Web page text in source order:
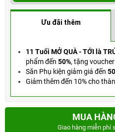
Ưu đãi thêm
11 Tuổi MỞ QUÀ - TỚI là
phẩm đến 50%, tặng voucher
Săn Phụ kiện giảm giá đến
Giảm thêm đến 10% cho
MUA
Giao hàng miễn phí